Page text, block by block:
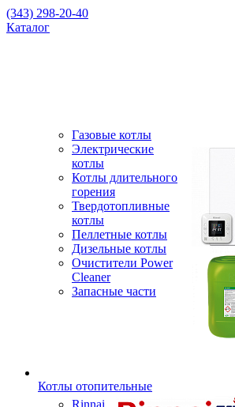
(343) 298-20-40
Каталог
Газовые котлы
Электрические
котлы
Котлы длительного
горения
Твердотопливные
котлы
Пеллетные котлы
Дизельные котлы
Очистители Power
Cleaner
Запасные части
Котлы отопительные
Rinnai